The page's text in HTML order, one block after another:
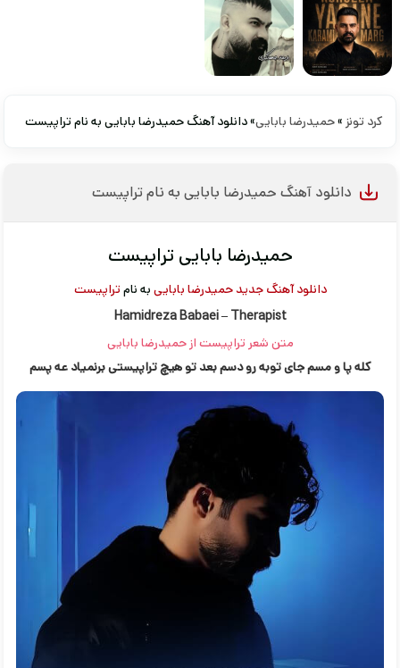
کرد تونز »حمیدرضا بابایی» دانلود آهنگ حمیدرضا بابایی به نام تراپیست
دانلود آهنگ حمیدرضا بابایی به نام تراپیست
حمیدرضا بابایی تراپیست
دانلود آهنگ جدید حمیدرضا بابایی به نام تراپیست
Hamidreza Babaei – Therapist
متن شعر تراپیست از حمیدرضا بابایی
کله پا و مسم جای توبه رو دسم بعد تو هیچ تراپیستی برنمیاد عه پسم